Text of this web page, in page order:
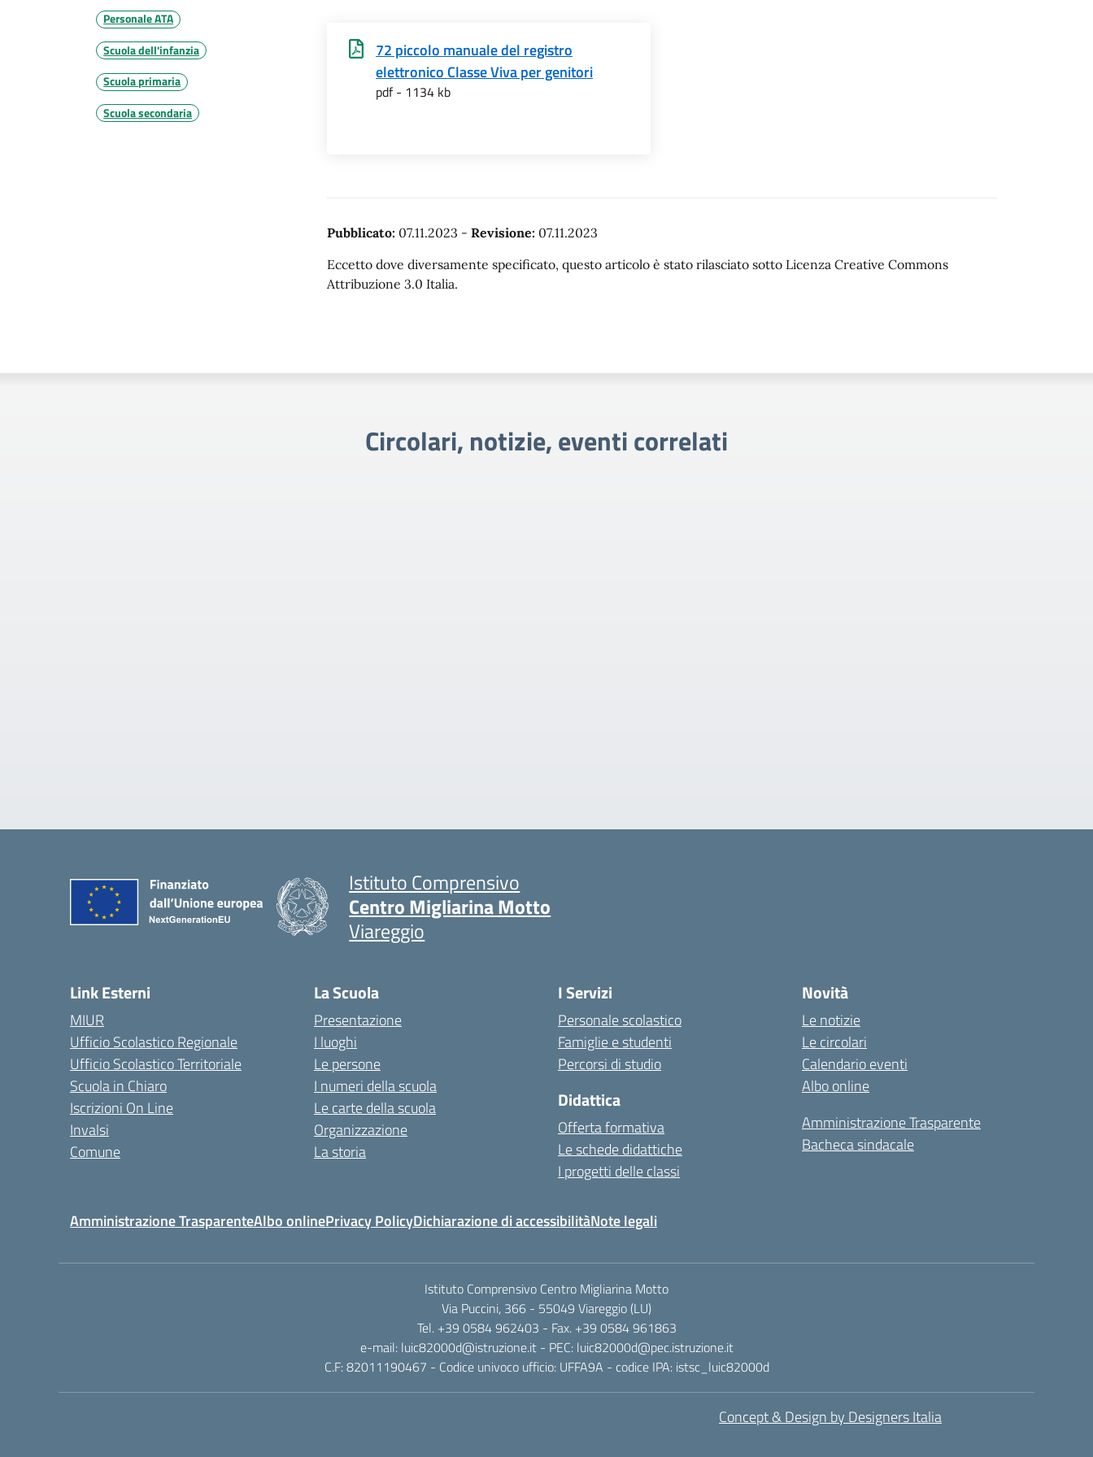
72 piccolo manuale del registro
elettronico Classe Viva per genitori
pdf - 1134 kb
Pubblicato: 07.11.2023 - Revisione: 07.11.2023
Eccetto dove diversamente specificato, questo articolo è stato rilasciato sotto Licenza Creative Commons
Attribuzione 3.0 Italia.
Personale ATA
Scuola dell'infanzia
Scuola primaria
Scuola secondaria
Circolari, notizie, eventi correlati
Istituto Comprensivo
Centro Migliarina Motto
Viareggio
Link Esterni
MIUR
Ufficio Scolastico Regionale
Ufficio Scolastico Territoriale
Scuola in Chiaro
Iscrizioni On Line
Invalsi
Comune
La Scuola
Presentazione
I luoghi
Le persone
I numeri della scuola
Le carte della scuola
Organizzazione
La storia
I Servizi
Personale scolastico
Famiglie e studenti
Percorsi di studio
Didattica
Offerta formativa
Le schede didattiche
I progetti delle classi
Novità
Le notizie
Le circolari
Calendario eventi
Albo online
Amministrazione Trasparente
Bacheca sindacale
Amministrazione TrasparenteAlbo onlinePrivacy PolicyDichiarazione di accessibilitàNote legali
Istituto Comprensivo Centro Migliarina Motto
Via Puccini, 366 - 55049 Viareggio (LU)
Tel. +39 0584 962403 - Fax. +39 0584 961863
e-mail: luic82000d@istruzione.it - PEC: luic82000d@pec.istruzione.it
C.F: 82011190467 - Codice univoco ufficio: UFFA9A - codice IPA: istsc_luic82000d
Concept & Design by Designers Italia